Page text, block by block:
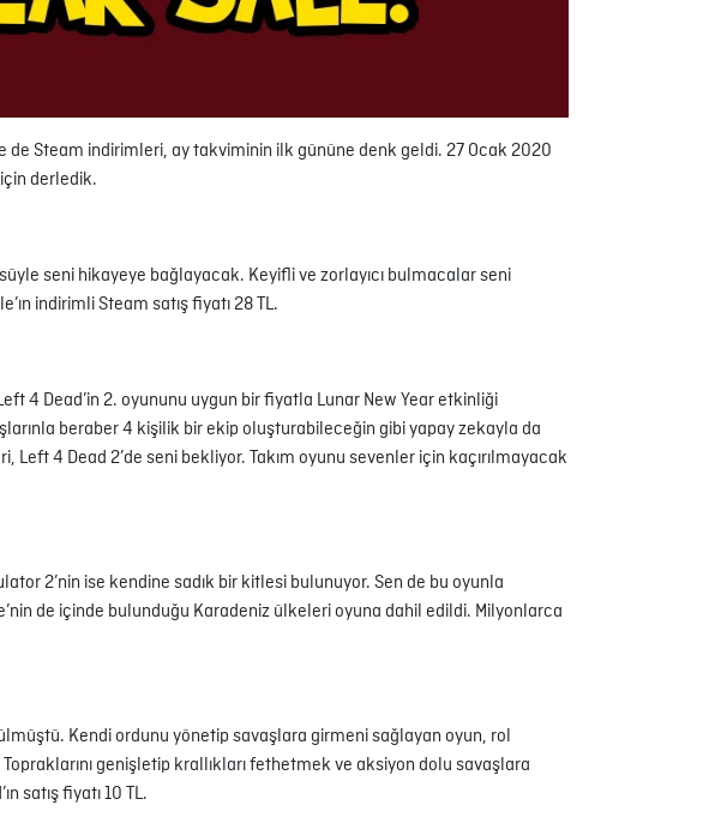
de Steam indirimleri, ay takviminin ilk gününe denk geldi. 27 Ocak 2020
derledik.
seni hikayeye bağlayacak. Keyifli ve zorlayıcı bulmacalar seni
indirimli Steam satış fiyatı 28 TL.
4 Dead’in 2. oyununu uygun bir fiyatla Lunar New Year etkinliği
beraber 4 kişilik bir ekip oluşturabileceğin gibi yapay zekayla da
4 Dead 2’de seni bekliyor. Takım oyunu sevenler için kaçırılmayacak
2’nin ise kendine sadık bir kitlesi bulunuyor. Sen de bu oyunla
de içinde bulunduğu Karadeniz ülkeleri oyuna dahil edildi. Milyonlarca
Kendi ordunu yönetip savaşlara girmeni sağlayan oyun, rol
genişletip krallıkları fethetmek ve aksiyon dolu savaşlara
satış fiyatı 10 TL.